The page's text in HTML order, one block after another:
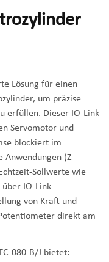
Lösung für einen
um präzise
erfüllen. Dieser IO-Link
Servomotor und
blockiert im
Anwendungen (Z-
Sollwerte wie
über IO-Link
von Kraft und
direkt am
080-B/J bietet: